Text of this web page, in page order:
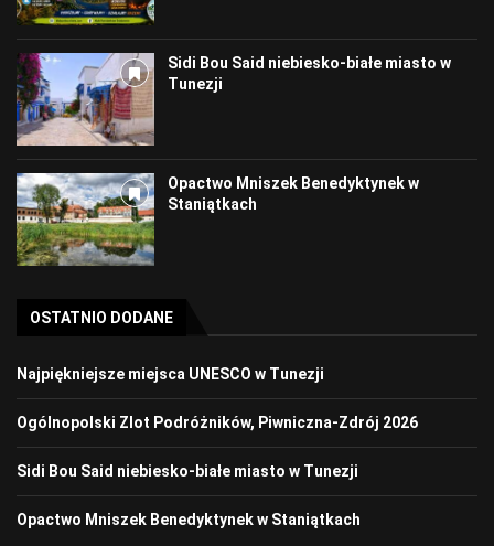
Sidi Bou Said niebiesko-białe miasto w
Tunezji
Opactwo Mniszek Benedyktynek w
Staniątkach
OSTATNIO DODANE
Najpiękniejsze miejsca UNESCO w Tunezji
Ogólnopolski Zlot Podróżników, Piwniczna-Zdrój 2026
Sidi Bou Said niebiesko-białe miasto w Tunezji
Opactwo Mniszek Benedyktynek w Staniątkach